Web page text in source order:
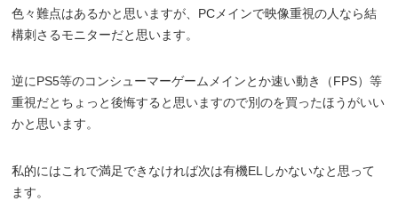
色々難点はあるかと思いますが、PCメインで映像重視の人なら結
構刺さるモニターだと思います。
逆にPS5等のコンシューマーゲームメインとか速い動き（FPS）等
重視だとちょっと後悔すると思いますので別のを買ったほうがいい
かと思います。
私的にはこれで満足できなければ次は有機ELしかないなと思って
ます。